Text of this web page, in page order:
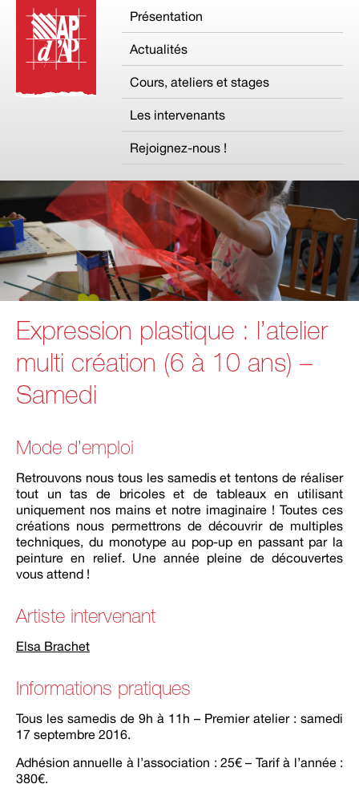
Présentation
Actualités
Cours, ateliers et stages
Les intervenants
Rejoignez-nous !
Expression plastique : l’atelier
multi création (6 à 10 ans) –
Samedi
Mode d’emploi
Retrouvons nous tous les samedis et tentons de réaliser
tout un tas de bricoles et de tableaux en utilisant
uniquement nos mains et notre imaginaire ! Toutes ces
créations nous permettrons de découvrir de multiples
techniques, du monotype au pop-up en passant par la
peinture en relief. Une année pleine de découvertes
vous attend !
Artiste intervenant
Elsa Brachet
Informations pratiques
Tous les samedis de 9h à 11h – Premier atelier : samedi
17 septembre 2016.
Adhésion annuelle à l’association : 25€ – Tarif à l’année :
380€.